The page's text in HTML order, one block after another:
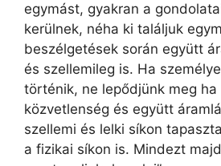
egymást, gyakran a
kerülnek, néha ki találjuk
beszélgetések során együtt
és szellemileg is. Ha
történik, ne lepődjünk meg ha
közvetlenség és együtt
szellemi és lelki síkon
a fizikai síkon is. Mindezt